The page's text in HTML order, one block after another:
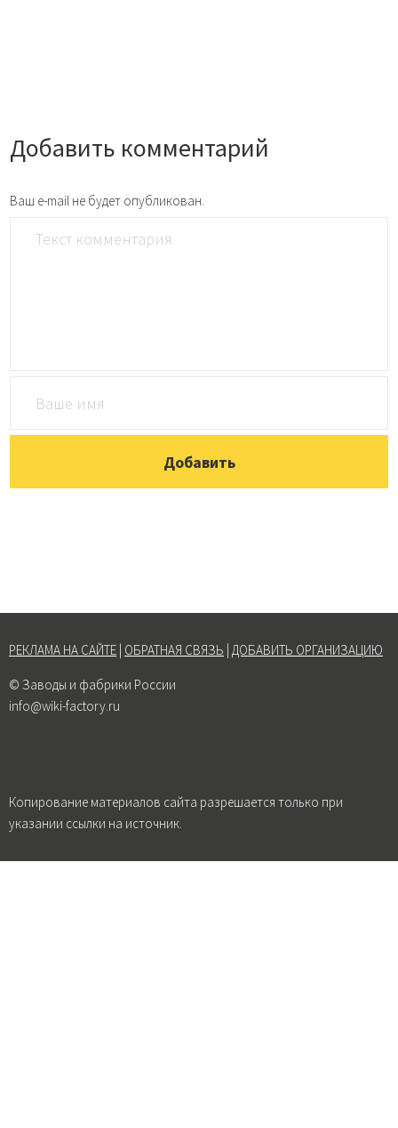
Добавить комментарий
Ваш e-mail не будет опубликован.
РЕКЛАМА НА САЙТЕ ОБРАТНАЯ СВЯЗЬ ДОБАВИТЬ ОРГАНИЗАЦИЮ
© Заводы и фабрики России
info@wiki-factory.ru
Копирование материалов сайта разрешается только при
указании ссылки на источник.